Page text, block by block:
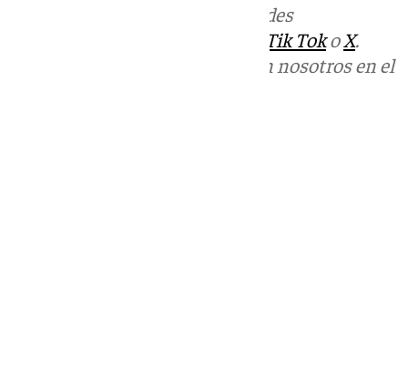
en las redes
Tik TokoX.
Puedes ponerte en contacto con nosotros en el